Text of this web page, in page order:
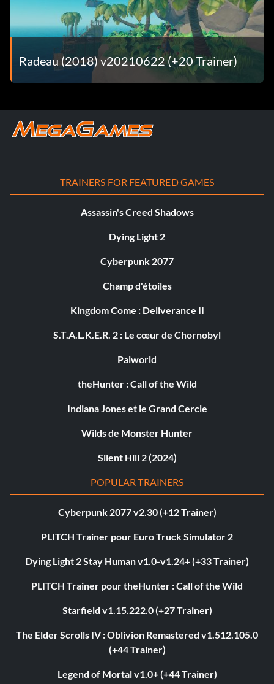
Radeau (2018) v20210622 (+20 Trainer)
TRAINERS FOR FEATURED GAMES
Assassin's Creed Shadows
Dying Light 2
Cyberpunk 2077
Champ d'étoiles
Kingdom Come : Deliverance II
S.T.A.L.K.E.R. 2 : Le cœur de Chornobyl
Palworld
theHunter : Call of the Wild
Indiana Jones et le Grand Cercle
Wilds de Monster Hunter
Silent Hill 2 (2024)
POPULAR TRAINERS
Cyberpunk 2077 v2.30 (+12 Trainer)
PLITCH Trainer pour Euro Truck Simulator 2
Dying Light 2 Stay Human v1.0-v1.24+ (+33 Trainer)
PLITCH Trainer pour theHunter : Call of the Wild
Starfield v1.15.222.0 (+27 Trainer)
The Elder Scrolls IV : Oblivion Remastered v1.512.105.0
(+44 Trainer)
Legend of Mortal v1.0+ (+44 Trainer)